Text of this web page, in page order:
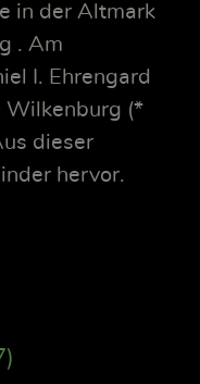
in der Altmark
. Am
I. Ehrengard
Wilkenburg (*
dieser
hervor.